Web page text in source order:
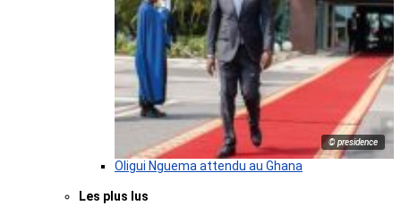
© presidence
Oligui Nguema attendu au Ghana
Les plus lus